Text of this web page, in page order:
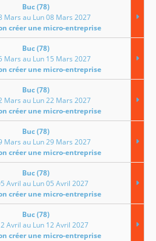
Buc (78)
Mars au Lun 08 Mars 2027
créer une micro-entreprise
Buc (78)
Mars au Lun 15 Mars 2027
créer une micro-entreprise
Buc (78)
Mars au Lun 22 Mars 2027
créer une micro-entreprise
Buc (78)
Mars au Lun 29 Mars 2027
créer une micro-entreprise
Buc (78)
Avril au Lun 05 Avril 2027
créer une micro-entreprise
Buc (78)
Avril au Lun 12 Avril 2027
créer une micro-entreprise